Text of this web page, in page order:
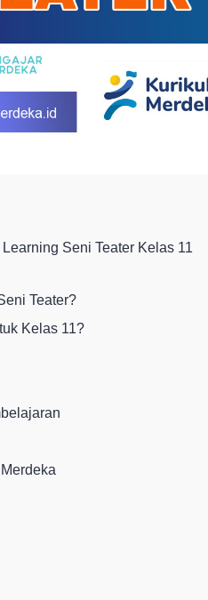
Seni Teater Kelas 11
Teater?
Kelas 11?